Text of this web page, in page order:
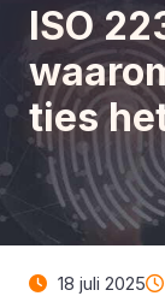
ISO
ties
18 juli 2025